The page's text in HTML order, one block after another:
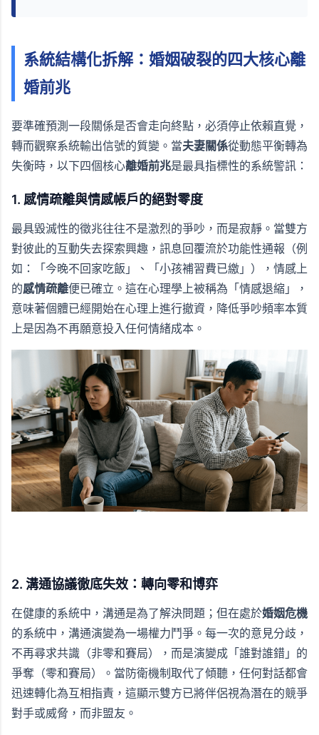
系統結構化拆解：婚姻破裂的四大核心離
婚前兆
要準確預測一段關係是否會走向終點，必須停止依賴直覺，
轉而觀察系統輸出信號的質變。當夫妻關係從動態平衡轉為
失衡時，以下四個核心離婚前兆是最具指標性的系統警訊：
1. 感情疏離與情感帳戶的絕對零度
最具毀滅性的徵兆往往不是激烈的爭吵，而是寂靜。當雙方
對彼此的互動失去探索興趣，訊息回覆流於功能性通報（例
如：「今晚不回家吃飯」、「小孩補習費已繳」），情感上
的感情疏離便已確立。這在心理學上被稱為「情感退縮」，
意味著個體已經開始在心理上進行撤資，降低爭吵頻率本質
上是因為不再願意投入任何情緒成本。
2. 溝通協議徹底失效：轉向零和博弈
在健康的系統中，溝通是為了解決問題；但在處於婚姻危機
的系統中，溝通演變為一場權力鬥爭。每一次的意見分歧，
不再尋求共識（非零和賽局），而是演變成「誰對誰錯」的
爭奪（零和賽局）。當防衛機制取代了傾聽，任何對話都會
迅速轉化為互相指責，這顯示雙方已將伴侶視為潛在的競爭
對手或威脅，而非盟友。